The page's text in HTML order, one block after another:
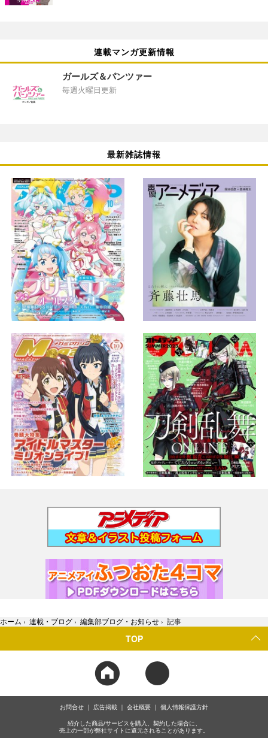
連載マンガ更新情報
ガールズ＆パンツァー
毎週火曜日更新
最新雑誌情報
ホーム › 連載・ブログ › 編集部ブログ・お知らせ › 記事
TOP
お問合せ 広告掲載 会社概要 個人情報保護方針
紹介した商品/サービスを購入、契約した場合に、
売上の一部が弊社サイトに還元されることがあります。